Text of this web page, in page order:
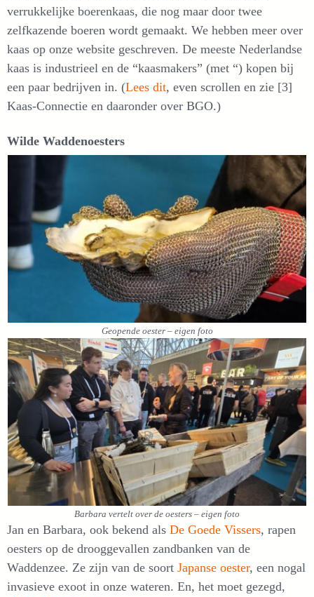
verrukkelijke boerenkaas, die nog maar door twee
zelfkazende boeren wordt gemaakt. We hebben meer over
kaas op onze website geschreven. De meeste Nederlandse
kaas is industrieel en de “kaasmakers” (met “) kopen bij
een paar bedrijven in. (Lees dit, even scrollen en zie [3]
Kaas-Connectie en daaronder over BGO.)
Wilde Waddenoesters
Geopende oester – eigen foto
Barbara vertelt over de oesters – eigen foto
Jan en Barbara, ook bekend als De Goede Vissers, rapen
oesters op de drooggevallen zandbanken van de
Waddenzee. Ze zijn van de soort Japanse oester, een nogal
invasieve exoot in onze wateren. En, het moet gezegd,